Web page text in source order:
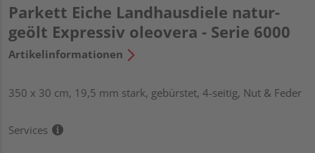
Parkett Eiche Landhausdiele natur-
geölt Expressiv oleovera - Serie 6000
Artikelinformationen
350 x 30 cm, 19,5 mm stark, gebürstet, 4-seitig, Nut & Feder
Services